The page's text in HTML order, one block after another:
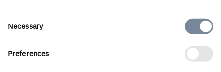
Consent
Necessary
Preferences